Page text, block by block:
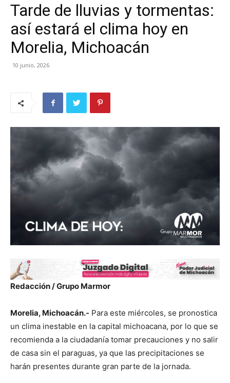
Tarde de lluvias y tormentas:
así estará el clima hoy en
Morelia, Michoacán
10 junio, 2026
Redacción / Grupo Marmor
Morelia, Michoacán.- Para este miércoles, se pronostica
un clima inestable en la capital michoacana, por lo que se
recomienda a la ciudadanía tomar precauciones y no salir
de casa sin el paraguas, ya que las precipitaciones se
harán presentes durante gran parte de la jornada.